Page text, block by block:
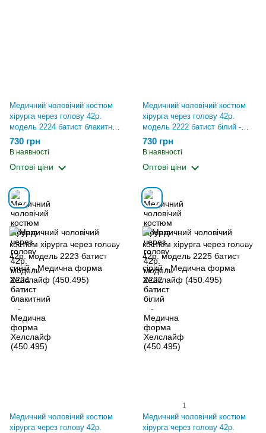
Медичний чоловічий костюм
хірурга через голову 42р.
модель 2224 батист блакитний
- Медична форма Хелслайф
(450.495)
730 грн
В наявності
Оптові ціни
Медичний чоловічий костюм
хірурга через голову 42р.
модель 2222 батист білий -
Медична форма Хелслайф
(450.495)
730 грн
В наявності
Оптові ціни
Медичний чоловічий костюм
хірурга через голову 42р.
1
Медичний чоловічий костюм
хірурга через голову 42р.